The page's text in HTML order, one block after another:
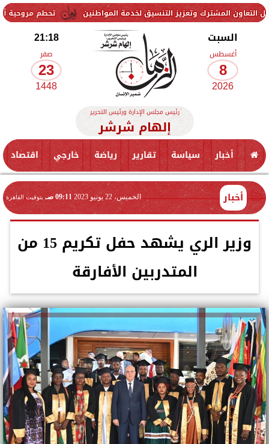
تحطم مروحية أثناء مكافحة حريق وتعزيز التنسيق لخدمة المواطنين
السبت
أغسطس
8
2026
21:18
صفر
23
1448
رئيس مجلس الإدارة ورئيس التحرير
إلهام شرشر
أخبار سياسة تقارير رياضة خارجي اقتصاد
أخبار الخميس، 22 يونيو 2023 09:11 صـ بتوقيت القاهرة
وزير الري يشهد حفل تكريم 15 من
المتدربين الأفارقة